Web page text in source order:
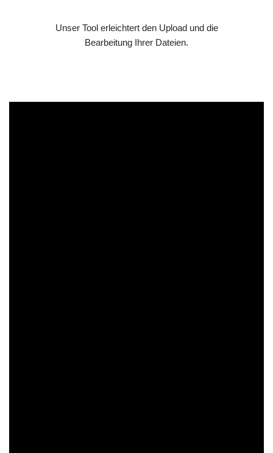
Unser Tool erleichtert den Upload und die
Bearbeitung Ihrer Dateien.